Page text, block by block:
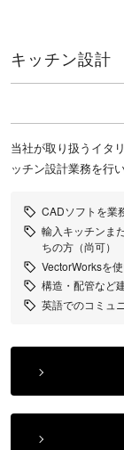
キッチン設計
当社が取り扱うイタ
ッチン設計業務を行い
CADソフトを業
輸入キッチンま
ちの方（尚可）
VectorWorksを
構造・配管など
英語でのコミュ